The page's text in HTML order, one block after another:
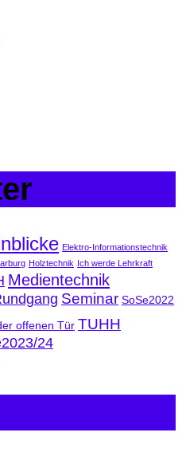
Elektro-Informationstechnik
Holztechnik Ich werde Lehrkraft
Medientechnik
Seminar SoSe2022
offenen Tür TUHH
24